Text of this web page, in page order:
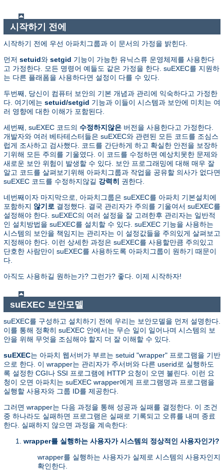
시작하기 전에
시작하기 전에 우선 아파치그룹과 이 문서의 가정을 밝힌다.
먼저 setuid와 setgid 기능이 가능한 유닉스류 운영체제를 사용한다
고 가정한다. 모든 명령어 예들도 같은 가정을 한다. suEXEC를 지원하
는 다른 플래폼을 사용하다면 설정이 다를 수 있다.
두번째, 당신이 컴퓨터 보안의 기본 개념과 관리에 익숙하다고 가정한
다. 여기에는 setuid/setgid 기능과 이들이 시스템과 보안에 미치는 여
러 영향에 대한 이해가 포함된다.
세번째, suEXEC 코드의 수정하지않은 버전을 사용한다고 가정한다.
개발자와 여러 베타테스터들은 suEXEC와 관련된 모든 코드를 조심스
럽게 조사하고 검사했다. 코드를 간단하게 하고 확실한 안전을 보장하
기위해 모든 주의를 기울였다. 이 코드를 수정하면 예상치못한 문제와
새로운 보안 위험이 발생할 수 있다. 보안 프로그래밍에 대해 매우 잘
알고 코드를 살펴보기위해 아파치그룹과 작업을 공유할 의사가 없다면
suEXEC 코드를 수정하지않길 강력히 권한다.
네번째이자 마지막으로, 아파치그룹은 suEXEC를 아파치 기본설치에
포함하지 않기로 결정했다. 결국 관리자가 주의를 기울여서 suEXEC를
설정해야 한다. suEXEC의 여러 설정을 잘 고려한후 관리자는 일반적
인 설치방법을 suEXEC를 설치할 수 있다. suEXEC 기능을 사용하는
시스템의 보안을 책임지는 관리자는 이 설정값들을 주의있게 살펴보고
지정해야 한다. 이런 상세한 과정은 suEXEC를 사용할만큼 주의있고
단호한 사람만이 suEXEC를 사용하도록 아파치그룹이 원하기 때문이
다.
아직도 사용하길 원하는가? 그런가? 좋다. 이제 시작하자!
suEXEC 보안모델
suEXEC를 구성하고 설치하기 전에 우리는 보안모델을 먼저 설명한다.
이를 통해 정확히 suEXEC 안에서는 무슨 일이 일어나며 시스템의 보
안을 위해 무엇을 조심해야 할지 더 잘 이해할 수 있다.
suEXEC는 아파치 웹서버가 부르는 setuid "wrapper" 프로그램을 기반
으로 한다. 이 wrapper는 관리자가 주서버와 다른 userid로 실행하도
록 설정한 CGI나 SSI 프로그램에 HTTP 요청이 오면 불린다. 이런 요
청이 오면 아파치는 suEXEC wrapper에게 프로그램명과 프로그램을
실행할 사용자와 그룹 ID를 제공한다.
그러면 wrapper는 다음 과정을 통해 성공과 실패를 결정한다. 이 조건
중 하나라도 실패하면 프로그램은 실패로 기록되고 오류를 내며 종료
한다. 실패하지 않으면 과정을 계속한다:
wrapper를 실행하는 사용자가 시스템의 정상적인 사용자인가?
wrapper를 실행하는 사용자가 실제로 시스템의 사용자인지
확인한다.